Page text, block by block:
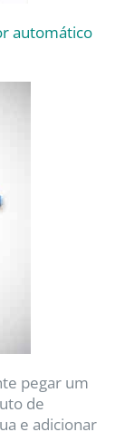
automático
pegar um
de
e adicionar